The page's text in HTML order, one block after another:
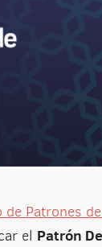
de Patrones
el Patrón